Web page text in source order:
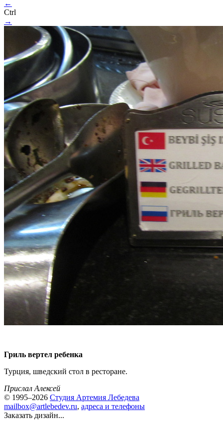
←
Ctrl
→
Гриль вертел ребенка
Турция, шведский стол в ресторане.
Прислал Алексей
© 1995–2026 Студия Артемия Лебедева
mailbox@artlebedev.ru, адреса и телефоны
Заказать дизайн...